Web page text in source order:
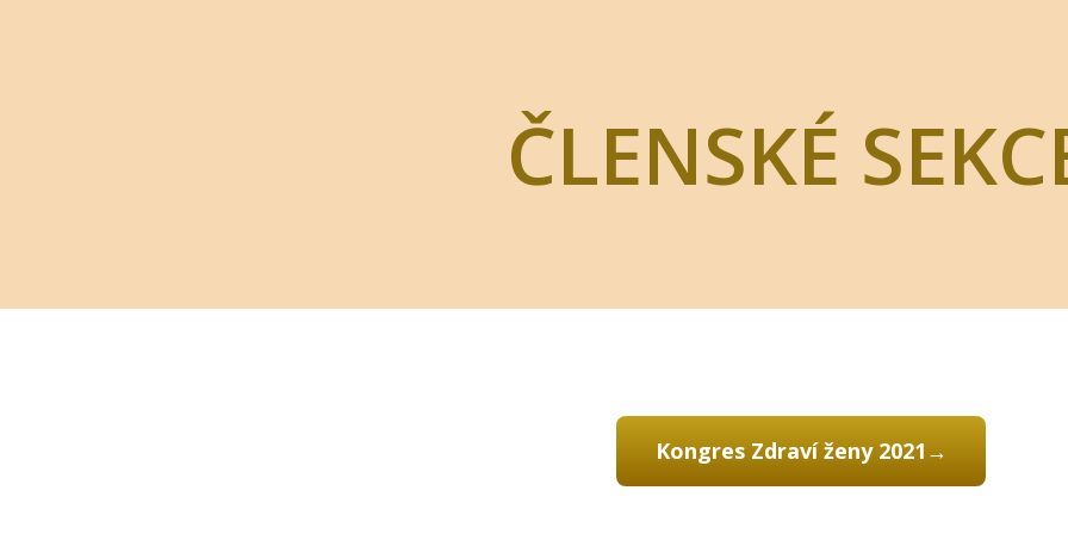
ČLENSKÉ
Kongres Zdraví ženy 2021→